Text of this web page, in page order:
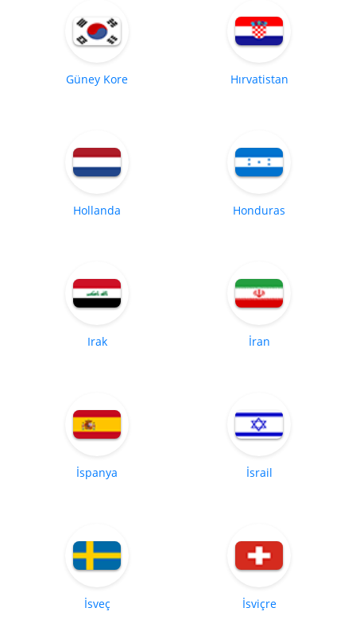
Güney Kore Hırvatistan
Hollanda Honduras
Irak İran
İspanya İsrail
İsveç İsviçre